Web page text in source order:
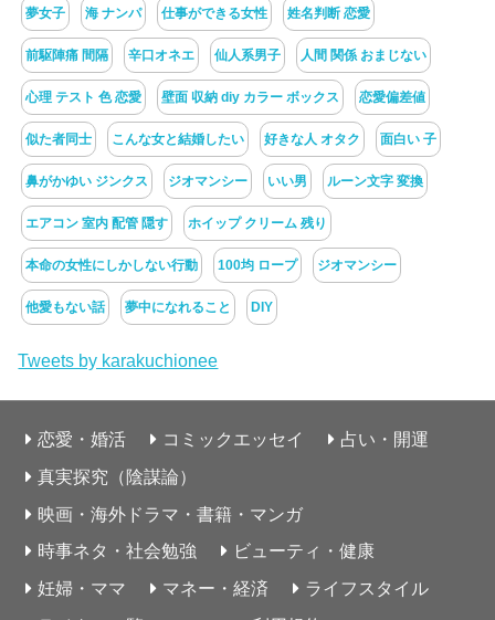
夢女子 海 ナンパ 仕事ができる女性 姓名判断 恋愛
前駆陣痛 間隔 辛口オネエ 仙人系男子 人間 関係 おまじない
心理 テスト 色 恋愛 壁面 収納 diy カラー ボックス 恋愛偏差値
似た者同士 こんな女と結婚したい 好きな人 オタク 面白い 子
鼻がかゆい ジンクス ジオマンシー いい男 ルーン文字 変換
エアコン 室内 配管 隠す ホイップ クリーム 残り
本命の女性にしかしない行動 100均 ロープ ジオマンシー
他愛もない話 夢中になれること DIY
Tweets by karakuchionee
恋愛・婚活 コミックエッセイ
占い・開運
真実探究（陰謀論）
映画・海外ドラマ・書籍・マンガ
時事ネタ・社会勉強
ビューティ・健康
妊婦・ママ
マネー・経済
ライフスタイル